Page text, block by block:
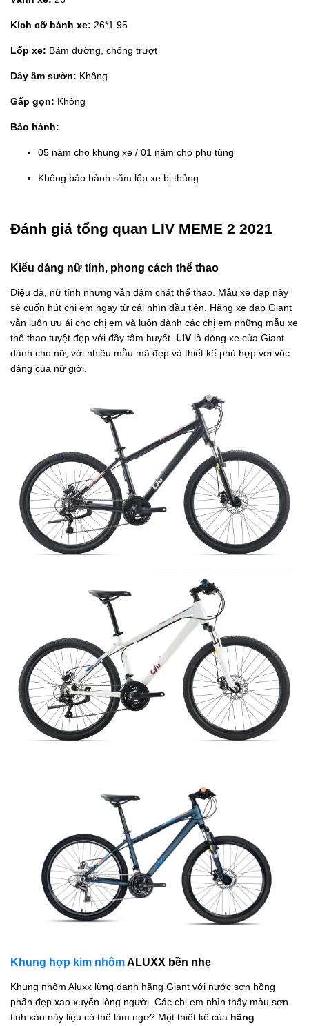
Kích cỡ bánh xe: 26*1.95
Lốp xe: Bám đường, chống trượt
Dây âm sườn: Không
Gấp gọn: Không
Bảo hành:
05 năm cho khung xe / 01 năm cho phụ tùng
Không bảo hành săm lốp xe bị thủng
Đánh giá tổng quan LIV MEME 2 2021
Kiểu dáng nữ tính, phong cách thể thao
Điệu đà, nữ tính nhưng vẫn đậm chất thể thao. Mẫu xe đạp này
sẽ cuốn hút chị em ngay từ cái nhìn đầu tiên. Hãng xe đạp Giant
vẫn luôn ưu ái cho chị em và luôn dành các chị em những mẫu xe
thể thao tuyệt đẹp với đầy tâm huyết. LIV là dòng xe của Giant
dành cho nữ, với nhiều mẫu mã đẹp và thiết kế phù hợp với vóc
dáng của nữ giới.
Khung hợp kim nhômALUXX bền nhẹ
Khung nhôm Aluxx lừng danh hãng Giant với nước sơn hồng
phấn đẹp xao xuyến lòng người. Các chị em nhìn thấy màu sơn
tinh xảo này liệu có thể làm ngơ? Một thiết kế của hãng